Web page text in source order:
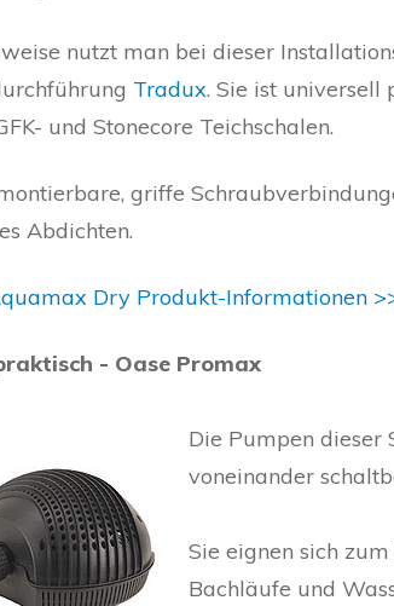
nutzt man bei dieser
Tradux. Sie ist universell
und Stonecore Teichschalen.
griffe
Abdichten.
Dry Produkt-Informationen
- Oase Promax
Die Pumpen dieser
voneinander
Sie eignen sich
Bachläufe und